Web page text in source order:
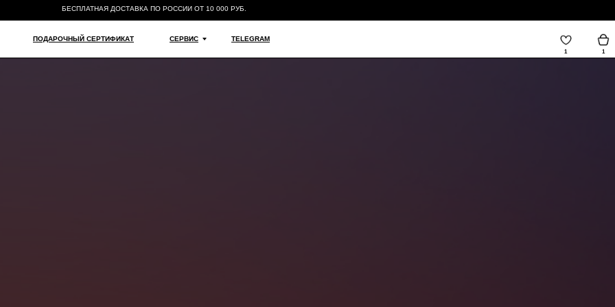
СЕРВИС TELEGRAM
ПОДАРОЧНЫЙ СЕРТИФИКАТ
БЕСПЛАТНАЯ ДОСТАВКА ПО РОССИИ ОТ 10 000 РУБ.
1
1